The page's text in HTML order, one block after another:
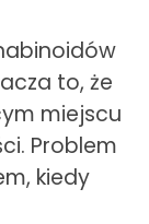
to, że
miejscu
Problem
kiedy